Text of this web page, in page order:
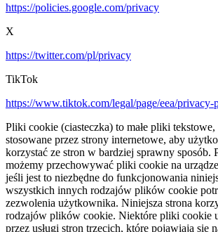
https://policies.google.com/privacy
X
https://twitter.com/pl/privacy
TikTok
https://www.tiktok.com/legal/page/eea/privacy-
Pliki cookie (ciasteczka) to małe pliki
stosowane przez strony internetowe, aby
korzystać ze stron w bardziej sprawny sposób.
możemy przechowywać pliki cookie na
jeśli jest to niezbędne do funkcjonowania
wszystkich innych rodzajów plików cookie
zezwolenia użytkownika. Niniejsza strona
rodzajów plików cookie. Niektóre pliki cookie
przez usługi stron trzecich, które pojawiają się